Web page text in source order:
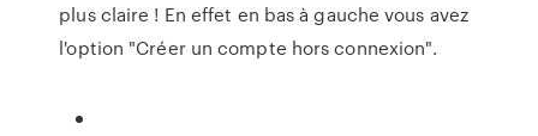
plus claire ! En effet en bas à gauche vous avez
l'option "Créer un compte hors connexion".